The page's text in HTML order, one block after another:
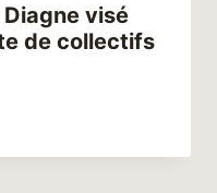
visé
de collectifs